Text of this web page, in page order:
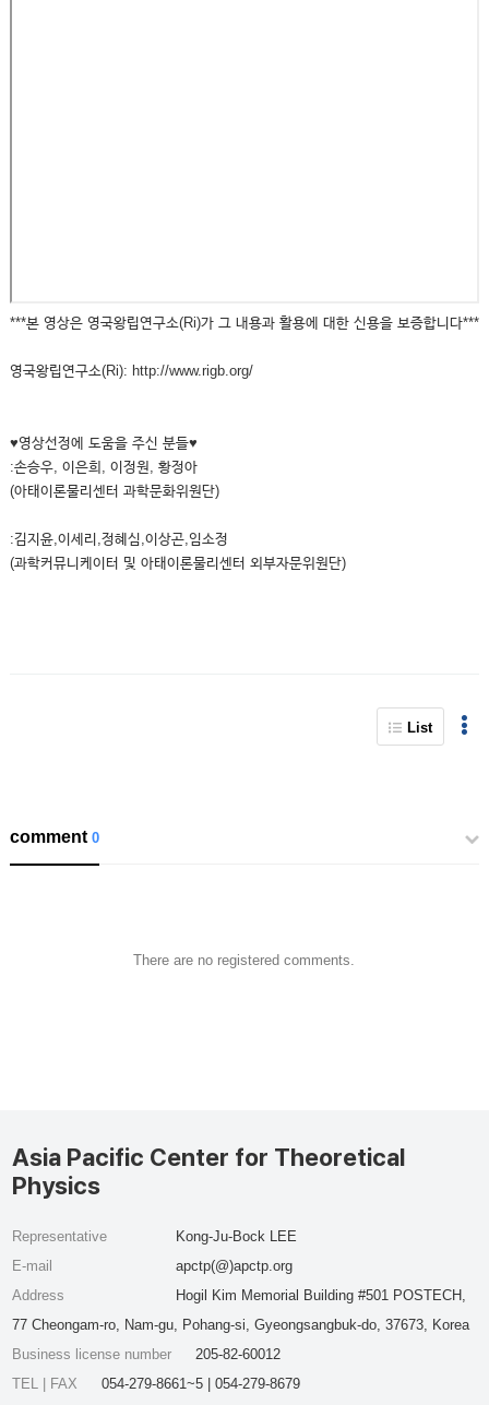
***본 영상은 영국왕립연구소(Ri)가 그 내용과 활용에 대한 신용을 보증합니다***
영국왕립연구소(Ri): http://www.rigb.org/
♥영상선정에 도움을 주신 분들♥
:손승우, 이은희, 이정원, 황정아
(아태이론물리센터 과학문화위원단)
:김지윤,이세리,정혜심,이상곤,임소정
(과학커뮤니케이터 및 아태이론물리센터 외부자문위원단)
List
comment0
There are no registered comments.
Asia Pacific Center for Theoretical
Physics
Representative
Kong-Ju-Bock LEE
E-mail
apctp(@)apctp.org
Address
Hogil Kim Memorial Building #501 POSTECH,
77 Cheongam-ro, Nam-gu, Pohang-si, Gyeongsangbuk-do, 37673, Korea
Business license number
205-82-60012
TEL | FAX
054-279-8661~5 | 054-279-8679